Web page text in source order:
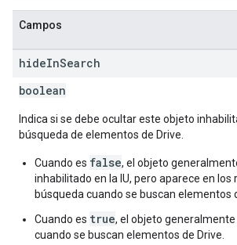
Campos
hideInSearch
boolean
Indica si se debe ocultar este objeto
búsqueda de elementos de Drive.
Cuando es false, el objeto
inhabilitado en la IU, pero aparece en los
búsqueda cuando se buscan elementos
Cuando es true, el objeto generalmente
cuando se buscan elementos de Drive.